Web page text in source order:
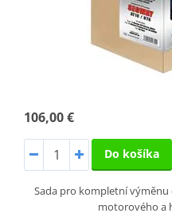
106,00 €
Do košíka
Sada pro kompletní výměnu
motorového a